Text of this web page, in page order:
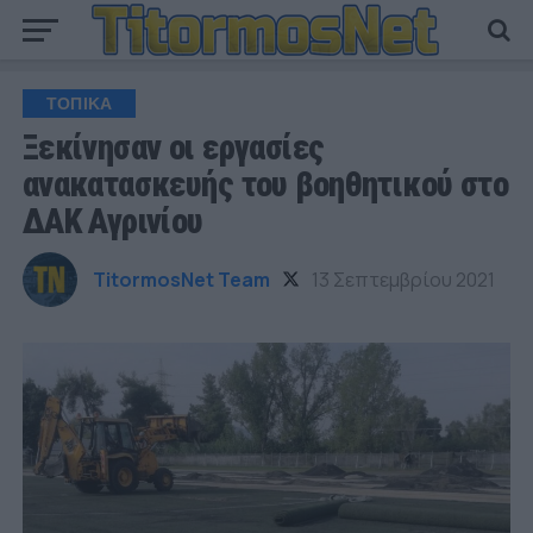
ΤΟΠΙΚΑ
Ξεκίνησαν οι εργασίες
ανακατασκευής του βοηθητικού στο
ΔΑΚ Αγρινίου
TitormosNet Team 13 Σεπτεμβρίου 2021